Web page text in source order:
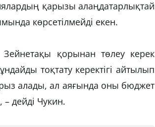
қарызы алаңдатарлықтай
көрсетілмейді екен.
Зейнетақы қорынан төлеу керек
тоқтату керектігі айтылып
алады, ал аяғында оны бюджет
– дейді Чукин.